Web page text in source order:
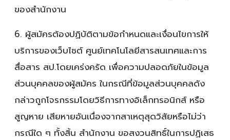
ของสำนักงาน
6. ผู้สมัครต้องปฏิบัติตามข้อกำหนดและเงื่อนไขการให้
บริการของเว็บไซต์ ศูนย์เทคโนโลยีสารสนเทศและการ
สื่อสาร สป.โดยเคร่งครัด เพื่อความปลอดภัยในข้อมูล
ส่วนบุคคลของผู้สมัคร ในกรณีที่ข้อมูลส่วนบุคคลดัง
กล่าวถูกโจรกรรมโดยวิธีการทางอิเล็กทรอนิกส์ หรือ
สูญหาย เสียหายอันเนื่องจากสาเหตุสุดวิสัยหรือไม่ว่า
กรณีใด ๆ ทั้งสิ้น สำนักงาน ขอสงวนสิทธิ์ในการปฏิเสธ